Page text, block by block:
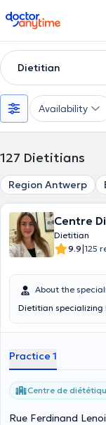
doctoranytime
Dietitian
Availability
127 Dietitians
Region Antwerp
Centre
Dietitian
9.9|125
About the
Dietitian specializing
Practice 1
Centre de
Rue Ferdinand